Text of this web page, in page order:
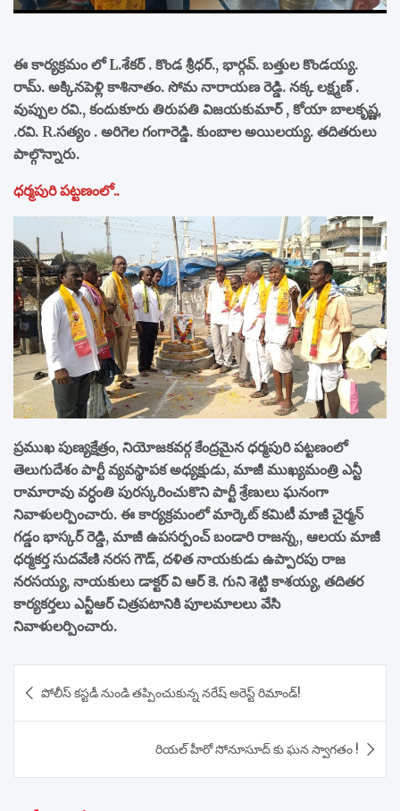
ఈ కార్యక్రమం లో L.శేకర్ . కొండ శ్రీధర్., భార్గవ్. బత్తుల కొండయ్య.
రామ్. అక్కినపెళ్లి కాశినాతం. సోమ నారాయణ రెడ్డి. నక్క లక్ష్మణ్ .
వుప్పుల రవి., కందుకూరు తిరుపతి విజయకుమార్ , కోయా బాలకృష్ణ,
.రవి. R.సత్యం . అరిగెల గంగారెడ్డి. కుంబాల అయిలయ్య. తదితరులు
పాల్గొన్నారు.
ధర్మపురి పట్టణంలో..
ప్రముఖ పుణ్యక్షేత్రం, నియోజకవర్గ కేంద్రమైన ధర్మపురి పట్టణంలో
తెలుగుదేశం పార్టీ వ్యవస్థాపక అధ్యక్షుడు, మాజీ ముఖ్యమంత్రి ఎన్టీ
రామారావు వర్ధంతి పురస్కరించుకొని పార్టీ శ్రేణులు ఘనంగా
నివాళులర్పించారు. ఈ కార్యక్రమంలో మార్కెట్ కమిటీ మాజీ చైర్మన్
గడ్డం భాస్కర్ రెడ్డి, మాజీ ఉపసర్పంచ్ బండారి రాజన్న,, ఆలయ మాజీ
ధర్మకర్త సుదవేణి నరస గౌడ్, దళిత నాయకుడు ఉప్పారపు రాజ
నరసయ్య, నాయకులు డాక్టర్ వి ఆర్ కె. గుని శెట్టి కాశయ్య, తదితర
కార్యకర్తలు ఎన్టీఆర్ చిత్రపటానికి పూలమాలలు వేసి
నివాళులర్పించారు.
navigation
పోలీస్ కస్టడీ నుండి తప్పించుకున్న నరేష్ అరెస్ట్ రిమాండ్!
రియల్ హీరో సోనూసూద్ కు ఘన స్వాగతం !